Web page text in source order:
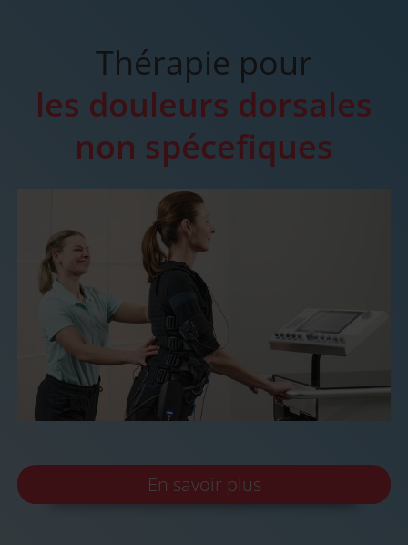
Thérapie pour
les douleurs dorsales
non spécefiques
En savoir plus